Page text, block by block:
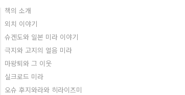
책의 소개
외치 이야기
슈겐도와 일본 미라 이야기
극지와 고지의 얼음 미라
마왕퇴와 그 이웃
실크로드 미라
오슈 후지와라와 히라이즈미